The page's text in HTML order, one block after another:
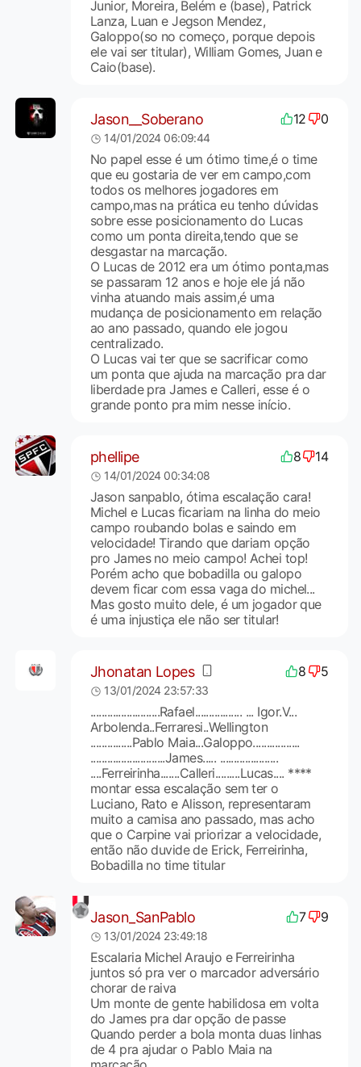
Junior, Moreira, Belém e (base), Patrick
Lanza, Luan e Jegson Mendez,
Galoppo(so no começo, porque depois
ele vai ser titular), William Gomes, Juan e
Caio(base).
Jason__Soberano 12 0
14/01/2024 06:09:44
No papel esse é um ótimo time,é o time
que eu gostaria de ver em campo,com
todos os melhores jogadores em
campo,mas na prática eu tenho dúvidas
sobre esse posicionamento do Lucas
como um ponta direita,tendo que se
desgastar na marcação.
O Lucas de 2012 era um ótimo ponta,mas
se passaram 12 anos e hoje ele já não
vinha atuando mais assim,é uma
mudança de posicionamento em relação
ao ano passado, quando ele jogou
centralizado.
O Lucas vai ter que se sacrificar como
um ponta que ajuda na marcação pra dar
liberdade pra James e Calleri, esse é o
grande ponto pra mim nesse início.
phellipe 8 14
14/01/2024 00:34:08
Jason sanpablo, ótima escalação cara!
Michel e Lucas ficariam na linha do meio
campo roubando bolas e saindo em
velocidade! Tirando que dariam opção
pro James no meio campo! Achei top!
Porém acho que bobadilla ou galopo
devem ficar com essa vaga do michel...
Mas gosto muito dele, é um jogador que
é uma injustiça ele não ser titular!
Jhonatan Lopes 8 5
13/01/2024 23:57:33
.........................Rafael................. ... Igor.V...
Arbolenda..Ferraresi..Wellington
...............Pablo Maia...Galoppo.................
...........................James..... .....................
....Ferreirinha.......Calleri.........Lucas.... ****
montar essa escalação sem ter o
Luciano, Rato e Alisson, representaram
muito a camisa ano passado, mas acho
que o Carpine vai priorizar a velocidade,
então não duvide de Erick, Ferreirinha,
Bobadilla no time titular
Jason_SanPablo 7 9
13/01/2024 23:49:18
Escalaria Michel Araujo e Ferreirinha
juntos só pra ver o marcador adversário
chorar de raiva
Um monte de gente habilidosa em volta
do James pra dar opção de passe
Quando perder a bola monta duas linhas
de 4 pra ajudar o Pablo Maia na